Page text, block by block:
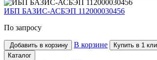
ИБП БАЗИС-АСБЭП 112000030456
По запросу
Добавить в корзину В корзине
Купить в 1
Каталог